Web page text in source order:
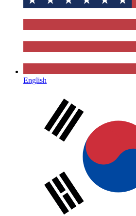
English